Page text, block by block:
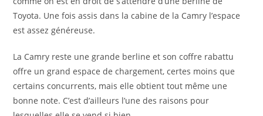
Toyota. Une fois assis dans la cabine de la Camry l’espace
est assez généreuse.
La Camry reste une grande berline et son coffre rabattu
offre un grand espace de chargement, certes moins que
certains concurrents, mais elle obtient tout même une
bonne note. C’est d’ailleurs l’une des raisons pour